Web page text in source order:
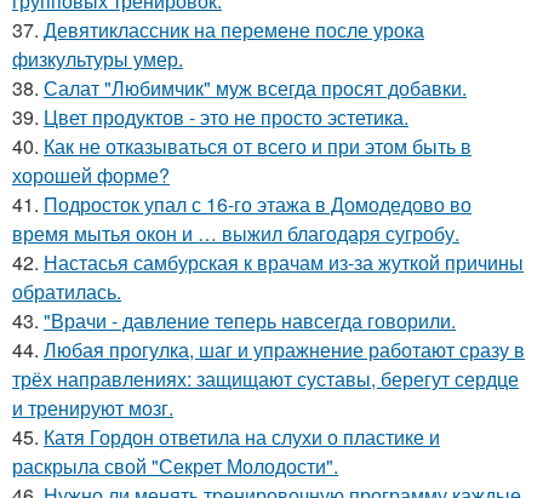
37. Девятиклассник на перемене после урока
физкультуры умер.
38. Салат "Любимчик" муж всегда просят добавки.
39. Цвет продуктов - это не просто эстетика.
40. Как не отказываться от всего и при этом быть в
хорошей форме?
41. Подросток упал с 16-го этажа в Домодедово во
время мытья окон и … выжил благодаря сугробу.
42. Настасья самбурская к врачам из-за жуткой причины
обратилась.
43. "Врачи - давление теперь навсегда говорили.
44. Любая прогулка, шаг и упражнение работают сразу в
трёх направлениях: защищают суставы, берегут сердце
и тренируют мозг.
45. Катя Гордон ответила на слухи о пластике и
раскрыла свой "Секрет Молодости".